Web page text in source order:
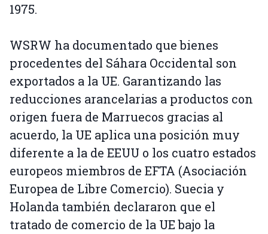
1975.
WSRW ha documentado que bienes
procedentes del Sáhara Occidental son
exportados a la UE. Garantizando las
reducciones arancelarias a productos con
origen fuera de Marruecos gracias al
acuerdo, la UE aplica una posición muy
diferente a la de EEUU o los cuatro estados
europeos miembros de EFTA (Asociación
Europea de Libre Comercio). Suecia y
Holanda también declararon que el
tratado de comercio de la UE bajo la